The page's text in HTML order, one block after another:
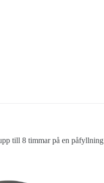
till 8 timmar på en påfyllning